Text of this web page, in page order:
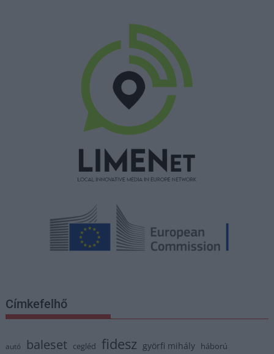
Címkefelhő
autó baleset cegléd fidesz györfi mihály háború